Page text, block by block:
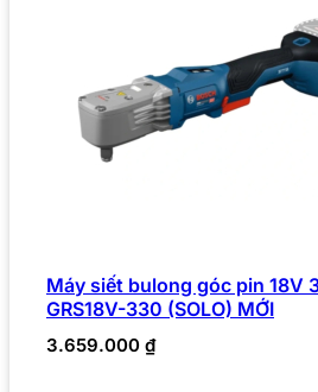
Máy siết bulong góc pin 18V
GRS18V-330 (SOLO) MỚI
3.659.000 ₫